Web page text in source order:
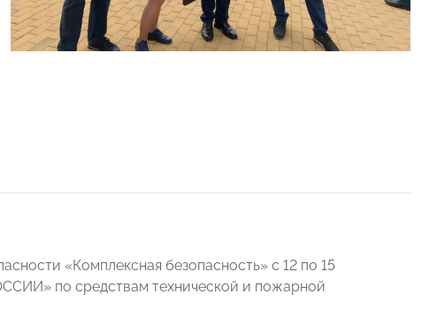
«Комплексная безопасность» с 12 по 15
по средствам технической и пожарной